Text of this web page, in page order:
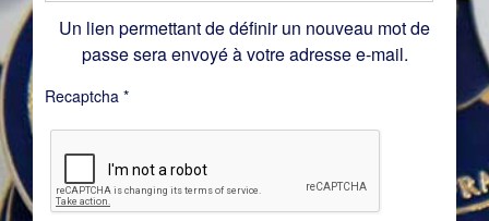
Un lien permettant de définir un nouveau mot de
passe sera envoyé à votre adresse e-mail.
Recaptcha *